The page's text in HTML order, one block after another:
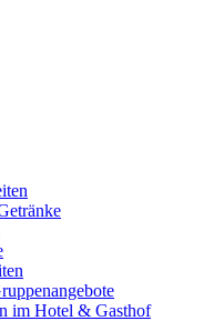
im Hotel & Gasthof